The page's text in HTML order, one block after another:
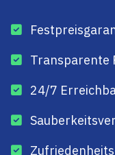
Transparente
24/7